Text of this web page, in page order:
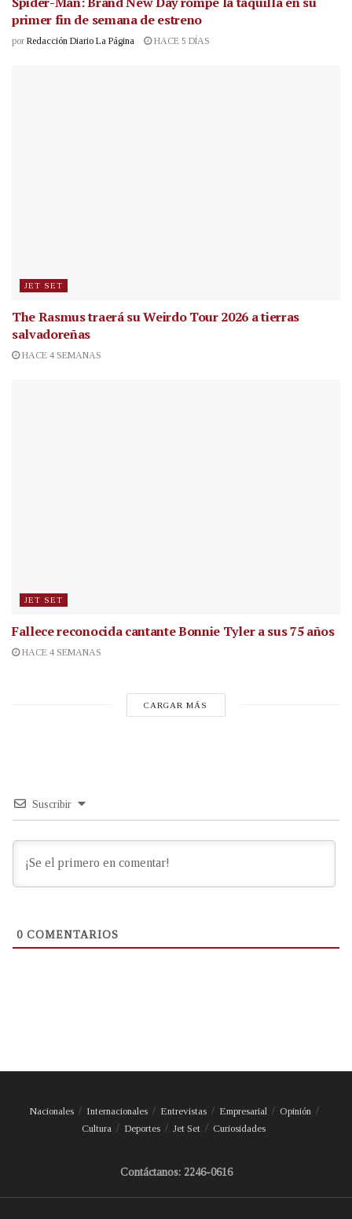
primer fin de semana de estreno
por Redacción Diario La Página HACE 5 DÍAS
JET SET
The Rasmus traerá su Weirdo Tour 2026 a tierras
salvadoreñas
HACE 4 SEMANAS
JET SET
Fallece reconocida cantanteBonnie Tyler a sus 75 años
HACE 4 SEMANAS
CARGAR MÁS
Suscribir
0 COMENTARIOS
Nacionales Internacionales Entrevistas Empresarial
Opinión
Cultura
Deportes Jet Set Curiosidades
Contáctanos: 2246-0616